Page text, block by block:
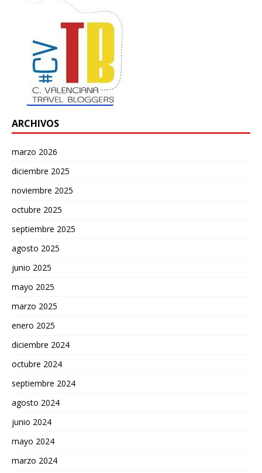
ARCHIVOS
marzo 2026
diciembre 2025
noviembre 2025
octubre 2025
septiembre 2025
agosto 2025
junio 2025
mayo 2025
marzo 2025
enero 2025
diciembre 2024
octubre 2024
septiembre 2024
agosto 2024
junio 2024
mayo 2024
marzo 2024